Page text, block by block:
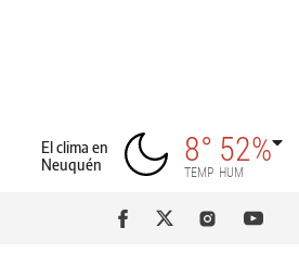
El clima en
Neuquén
8°
TEMP
52%
HUM